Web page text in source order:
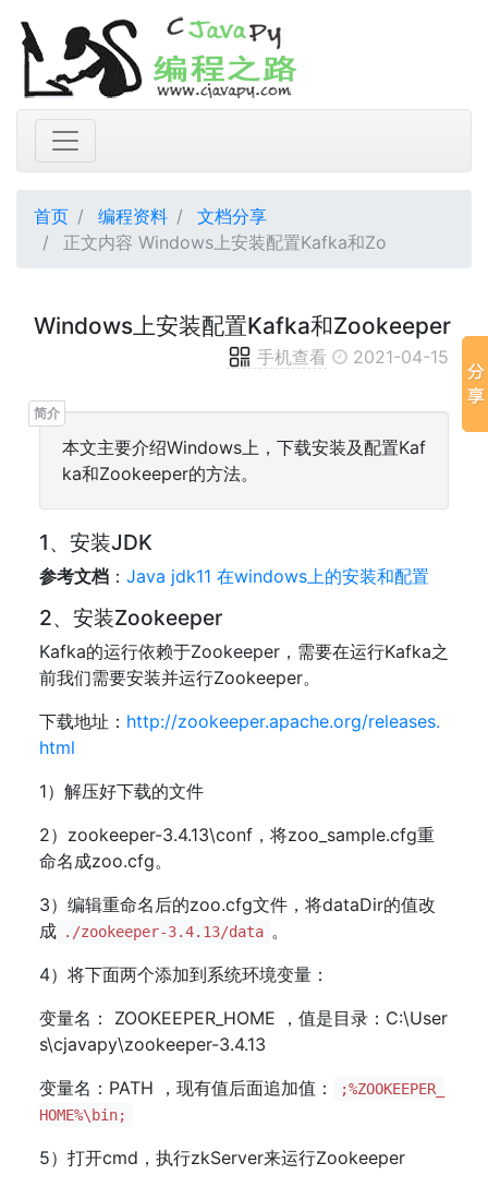
首页 编程资料
文档分享
正文内容 Windows上安装配置Kafka和Zo
Windows上安装配置Kafka和Zookeeper
手机查看 2021-04-15
本文主要介绍Windows上，下载安装及配置Kaf
ka和Zookeeper的方法。
1、安装JDK
参考文档 ： Java jdk11 在windows上的安装和配置
2、安装Zookeeper
Kafka的运行依赖于Zookeeper，需要在运行Kafka之
前我们需要安装并运行Zookeeper。
下载地址： http://zookeeper.apache.org/releases.
html
1）解压好下载的文件
2）zookeeper-3.4.13\conf，将zoo_sample.cfg重
命名成zoo.cfg。
3）编辑重命名后的zoo.cfg文件，将dataDir的值改
成 ./zookeeper-3.4.13/data 。
4）将下面两个添加到系统环境变量：
变量名： ZOOKEEPER_HOME ，值是目录：C:\User
s\cjavapy\zookeeper-3.4.13
变量名：PATH ，现有值后面追加值：
;%ZOOKEEPER_
HOME%\bin;
5）打开cmd，执行zkServer来运行Zookeeper